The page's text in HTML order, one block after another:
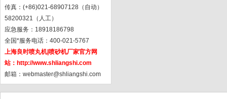
传真：(+86)021-68907128（自动）
58200321（人工）
应急服务：18918186798
全国*服务电话：400-021-5767
上海良时喷丸机|喷砂机厂家官方网
站： http://www.shliangshi.com
邮箱： webmaster@shliangshi.com